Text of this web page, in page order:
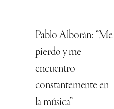
Pablo Alborán: “Me
pierdo y me
encuentro
constantemente en
la música”